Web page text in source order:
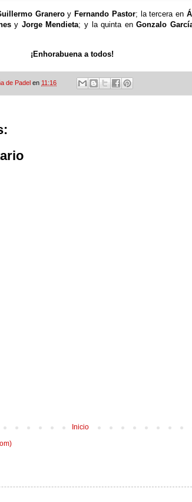
Graneroy Fernando Pastor; la tercera en
y Jorge Mendieta; y la quinta enGonzalo
¡Enhorabuena a todos!
de Padel en 11:16
Inicio